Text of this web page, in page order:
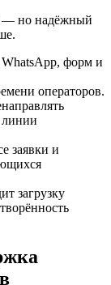
— но надёжный
форм и
операторов.
заявки и
загрузку